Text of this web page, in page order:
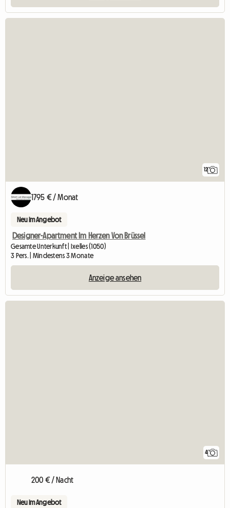
12
1795 € / Monat
Neu im Angebot
Designer-Apartment Im Herzen Von Brüssel
Gesamte Unterkunft | Ixelles (1050)
3 Pers. | Mindestens 3 Monate
Anzeige ansehen
4
200 € / Nacht
Neu im Angebot